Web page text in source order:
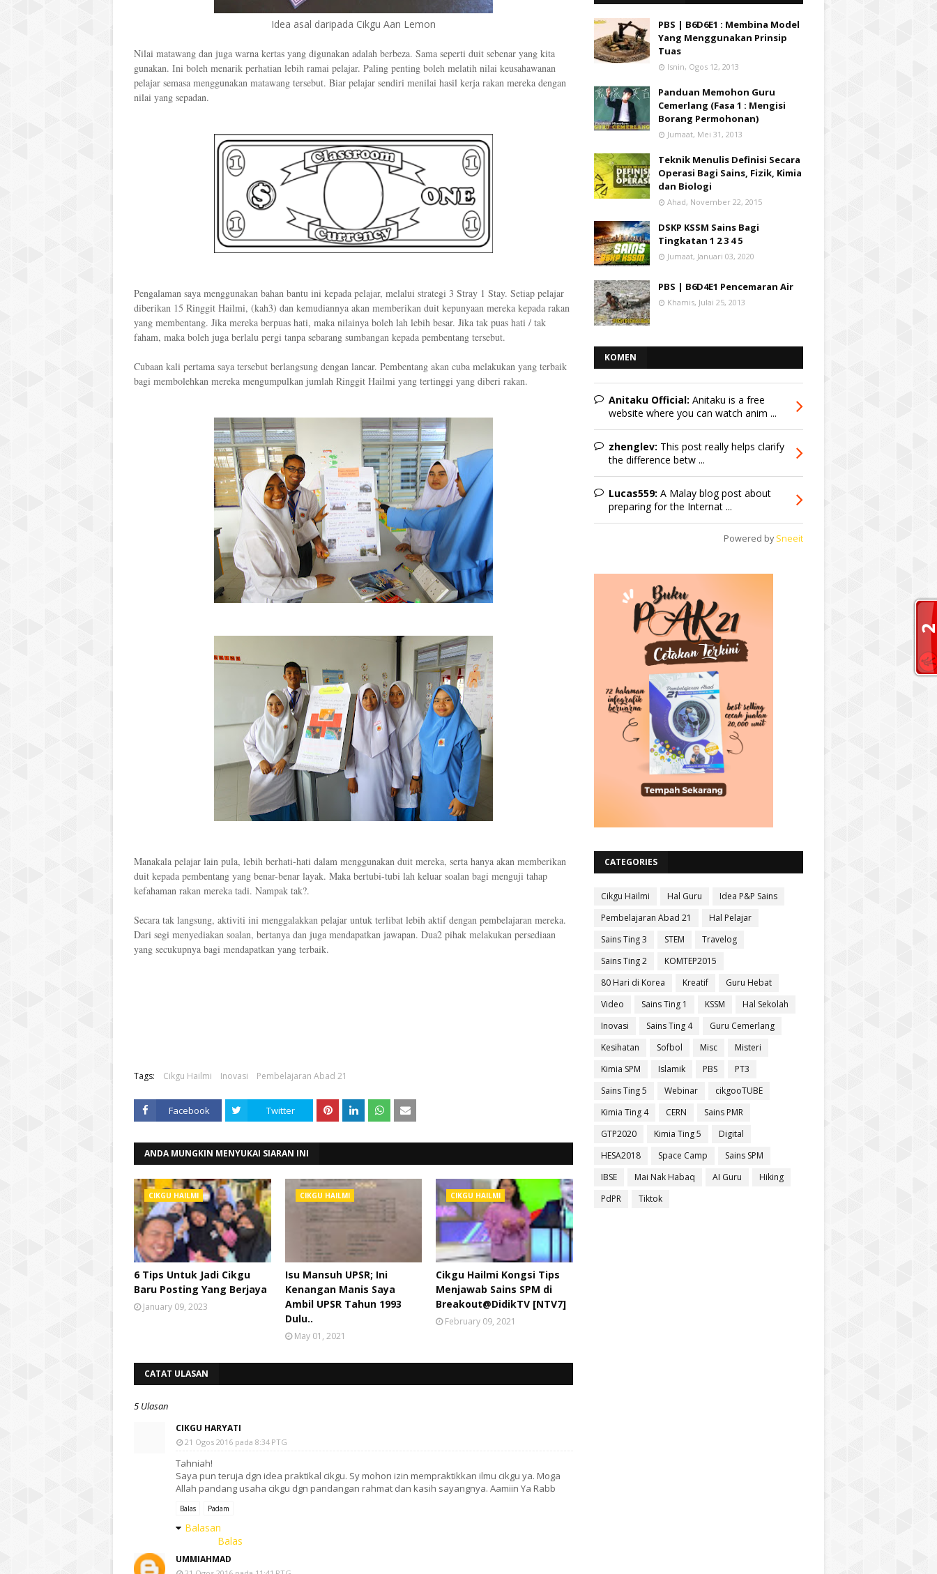
Idea asal daripada Cikgu Aan Lemon
Nilai matawang dan juga warna kertas yang digunakan adalah berbeza. Sama seperti duit sebenar yang kita
gunakan. Ini boleh menarik perhatian lebih ramai pelajar. Paling penting boleh melatih nilai keusahawanan
pelajar semasa menggunakan matawang tersebut. Biar pelajar sendiri menilai hasil kerja rakan mereka dengan
nilai yang sepadan.
Pengalaman saya menggunakan bahan bantu ini kepada pelajar, melalui strategi 3 Stray 1 Stay. Setiap pelajar
diberikan 15 Ringgit Hailmi, (kah3) dan kemudiannya akan memberikan duit kepunyaan mereka kepada rakan
yang membentang. Jika mereka berpuas hati, maka nilainya boleh lah lebih besar. Jika tak puas hati / tak
faham, maka boleh juga berlalu pergi tanpa sebarang sumbangan kepada pembentang tersebut.
Cubaan kali pertama saya tersebut berlangsung dengan lancar. Pembentang akan cuba melakukan yang terbaik
bagi membolehkan mereka mengumpulkan jumlah Ringgit Hailmi yang tertinggi yang diberi rakan.
Manakala pelajar lain pula, lebih berhati-hati dalam menggunakan duit mereka, serta hanya akan memberikan
duit kepada pembentang yang benar-benar layak. Maka bertubi-tubi lah keluar soalan bagi menguji tahap
kefahaman rakan mereka tadi. Nampak tak?.
Secara tak langsung, aktiviti ini menggalakkan pelajar untuk terlibat lebih aktif dengan pembelajaran mereka.
Dari segi menyediakan soalan, bertanya dan juga mendapatkan jawapan. Dua2 pihak melakukan persediaan
yang secukupnya bagi mendapatkan yang terbaik.
Tags: Cikgu Hailmi Inovasi Pembelajaran Abad 21
Facebook Twitter
ANDA MUNGKIN MENYUKAI SIARAN INI
CIKGU HAILMI
6 Tips Untuk Jadi Cikgu
Baru Posting Yang Berjaya
January 09, 2023
CIKGU HAILMI
Isu Mansuh UPSR; Ini
Kenangan Manis Saya
Ambil UPSR Tahun 1993
Dulu..
May 01, 2021
CIKGU HAILMI
Cikgu Hailmi Kongsi Tips
Menjawab Sains SPM di
Breakout@DidikTV [NTV7]
February 09, 2021
CATAT ULASAN
5 Ulasan
CIKGU HARYATI
21 Ogos 2016 pada 8:34 PTG
Tahniah!
Saya pun teruja dgn idea praktikal cikgu. Sy mohon izin mempraktikkan ilmu cikgu ya. Moga
Allah pandang usaha cikgu dgn pandangan rahmat dan kasih sayangnya. Aamiin Ya Rabb
Balas Padam
Balasan
Balas
UMMIAHMAD
PBS | B6D6E1 : Membina Model
Yang Menggunakan Prinsip
Tuas
Isnin, Ogos 12, 2013
Panduan Memohon Guru
Cemerlang (Fasa 1 : Mengisi
Borang Permohonan)
Jumaat, Mei 31, 2013
Teknik Menulis Definisi Secara
Operasi Bagi Sains, Fizik, Kimia
dan Biologi
Ahad, November 22, 2015
DSKP KSSM Sains Bagi
Tingkatan 1 2 3 4 5
Jumaat, Januari 03, 2020
PBS | B6D4E1 Pencemaran Air
Khamis, Julai 25, 2013
KOMEN
Anitaku Official: Anitaku is a free
website where you can watch anim ...
zhenglev: This post really helps clarify
the difference betw ...
Lucas559: A Malay blog post about
preparing for the Internat ...
Powered by Sneeit
CATEGORIES
Cikgu Hailmi Hal Guru
Idea P&P Sains
Pembelajaran Abad 21
Hal Pelajar
Sains Ting 3
STEM
Travelog
Sains Ting 2
KOMTEP2015
80 Hari di Korea
Kreatif
Guru Hebat
Video
Sains Ting 1 KSSM
Hal Sekolah
Inovasi
Sains Ting 4
Guru Cemerlang
Kesihatan
Sofbol Misc
Misteri
Kimia SPM
Islamik PBS
PT3
Sains Ting 5
Webinar
cikgooTUBE
Kimia Ting 4
CERN
Sains PMR
GTP2020
Kimia Ting 5
Digital
HESA2018
Space Camp
Sains SPM
IBSE
Mai Nak Habaq AI Guru
Hiking
PdPR
Tiktok